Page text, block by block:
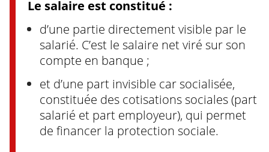
Le salaire est constitué :
d’une partie directement visible par le
salarié. C’est le salaire net viré sur son
compte en banque ;
et d’une part invisible car socialisée,
constituée des cotisations sociales (part
salarié et part employeur), qui permet
de financer la protection sociale.